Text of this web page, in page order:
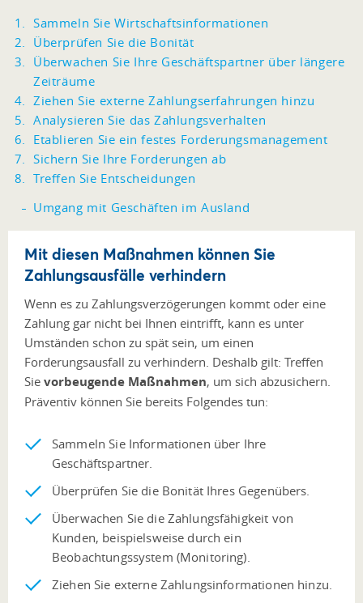
Sammeln Sie Wirtschaftsinformationen
Überprüfen Sie die Bonität
Überwachen Sie Ihre Geschäftspartner über längere
Zeiträume
Ziehen Sie externe Zahlungserfahrungen hinzu
Analysieren Sie das Zahlungsverhalten
Etablieren Sie ein festes Forderungsmanagement
Sichern Sie Ihre Forderungen ab
Treffen Sie Entscheidungen
Umgang mit Geschäften im Ausland
Mit diesen Maßnahmen können Sie
Zahlungsausfälle verhindern
Wenn es zu Zahlungsverzögerungen kommt oder eine
Zahlung gar nicht bei Ihnen eintrifft, kann es unter
Umständen schon zu spät sein, um einen
Forderungsausfall zu verhindern. Deshalb gilt: Treffen
Sie vorbeugende Maßnahmen, um sich abzusichern.
Präventiv können Sie bereits Folgendes tun:
Sammeln Sie Informationen über Ihre
Geschäftspartner.
Überprüfen Sie die Bonität Ihres Gegenübers.
Überwachen Sie die Zahlungsfähigkeit von
Kunden, beispielsweise durch ein
Beobachtungssystem (Monitoring).
Ziehen Sie externe Zahlungsinformationen hinzu.